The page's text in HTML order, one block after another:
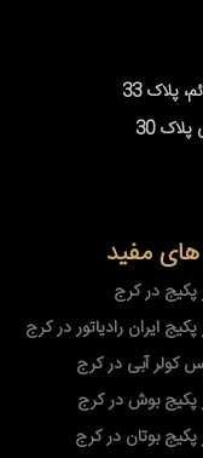
مفید
پکیج در کرج
ایران رادیاتور در کرج
کولر آبی در کرج
پکیج بوش در کرج
پکیج بوتان در کرج
پلاک 33
30